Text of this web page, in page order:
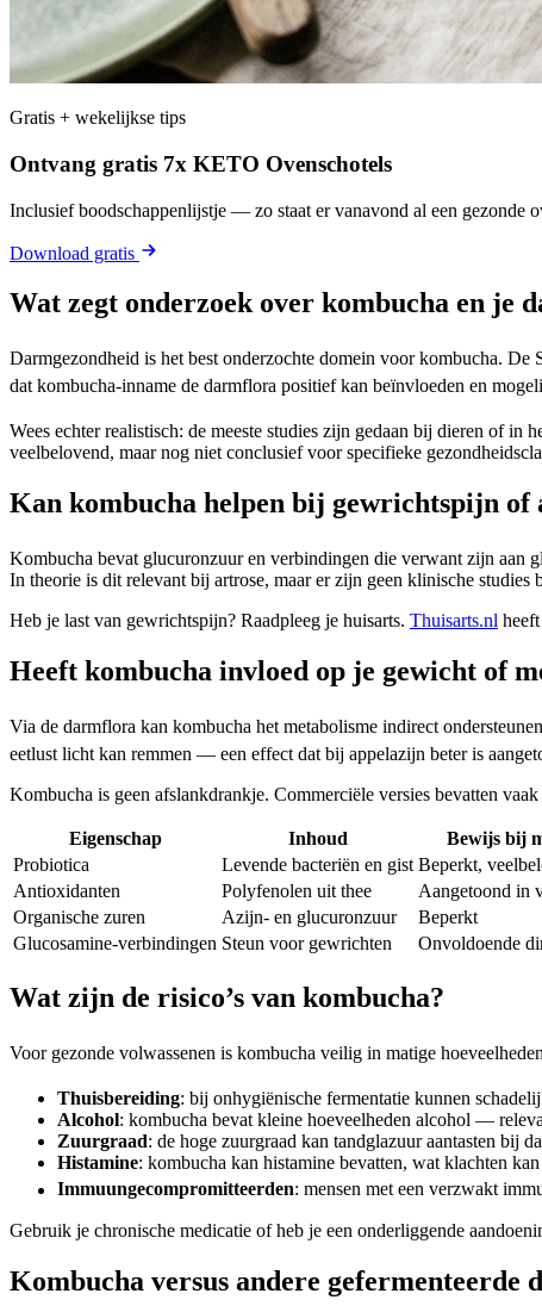
Gratis + wekelijkse tips
Ontvang gratis 7x KETO Ovenschotels
Inclusief boodschappenlijstje — zo staat er vanavond al een
Download gratis
Wat zegt onderzoek over kombucha en je
Darmgezondheid is het best onderzochte domein voor kombucha.
dat kombucha-inname de darmflora positief kan beïnvloeden en
Wees echter realistisch: de meeste studies zijn gedaan bij dieren of
veelbelovend, maar nog niet conclusief voor specifieke
Kan kombucha helpen bij gewrichtspijn of
Kombucha bevat glucuronzuur en verbindingen die verwant zijn aan
In theorie is dit relevant bij artrose, maar er zijn geen klinische
Heb je last van gewrichtspijn? Raadpleeg je huisarts. Thuisarts.nl
Heeft kombucha invloed op je gewicht of
Via de darmflora kan kombucha het metabolisme indirect
eetlust licht kan remmen — een effect dat bij appelazijn beter is
Kombucha is geen afslankdrankje. Commerciële versies bevatten
Eigenschap Inhoud
Bewijs bij
Probiotica
Levende bacteriën en gist Beperkt,
Antioxidanten
Polyfenolen uit thee
Aangetoond in
Organische zuren
Azijn- en glucuronzuur
Beperkt
Glucosamine-verbindingen Steun voor gewrichten Onvoldoende
Wat zijn de risico’s van kombucha?
Voor gezonde volwassenen is kombucha veilig in matige
Thuisbereiding: bij onhygiënische fermentatie kunnen
Alcohol: kombucha bevat kleine hoeveelheden alcohol —
Zuurgraad: de hoge zuurgraad kan tandglazuur aantasten bij
Histamine: kombucha kan histamine bevatten, wat klachten
Immuungecompromitteerden: mensen met een verzwakt
Gebruik je chronische medicatie of heb je een onderliggende
Kombucha versus andere gefermenteerde